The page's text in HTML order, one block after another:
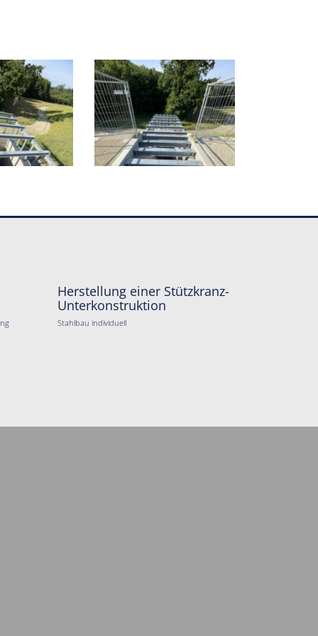
Herstellung einer Stützkranz-
Unterkonstruktion
Stahlbau individuell